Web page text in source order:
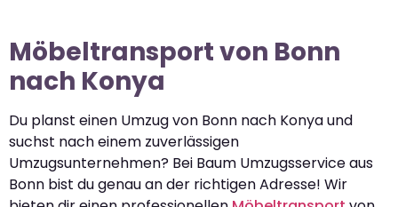
Möbeltransport von Bonn
nach Konya
Du planst einen Umzug von Bonn nach Konya und
suchst nach einem zuverlässigen
Umzugsunternehmen? Bei Baum Umzugsservice aus
Bonn bist du genau an der richtigen Adresse! Wir